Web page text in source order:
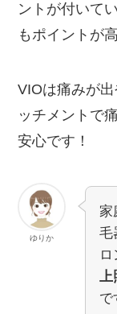
ントが付いて
もポイントが
VIOは痛みが
ッチメントで
安心です！
ゆりか
家
毛
上
で